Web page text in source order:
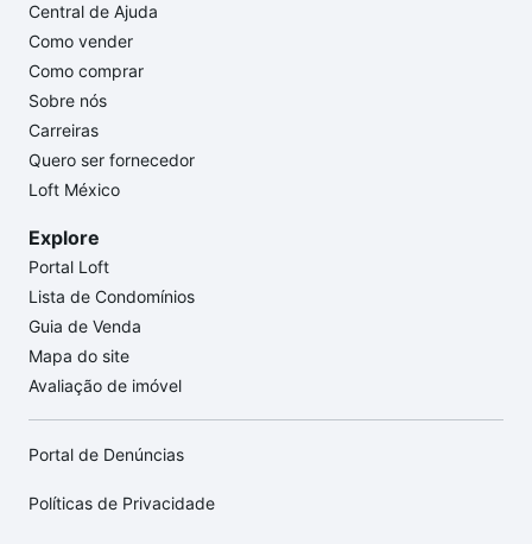
Central de Ajuda
Como vender
Como comprar
Sobre nós
Carreiras
Quero ser fornecedor
Loft México
Explore
Portal Loft
Lista de Condomínios
Guia de Venda
Mapa do site
Avaliação de imóvel
Portal de Denúncias
Políticas de Privacidade